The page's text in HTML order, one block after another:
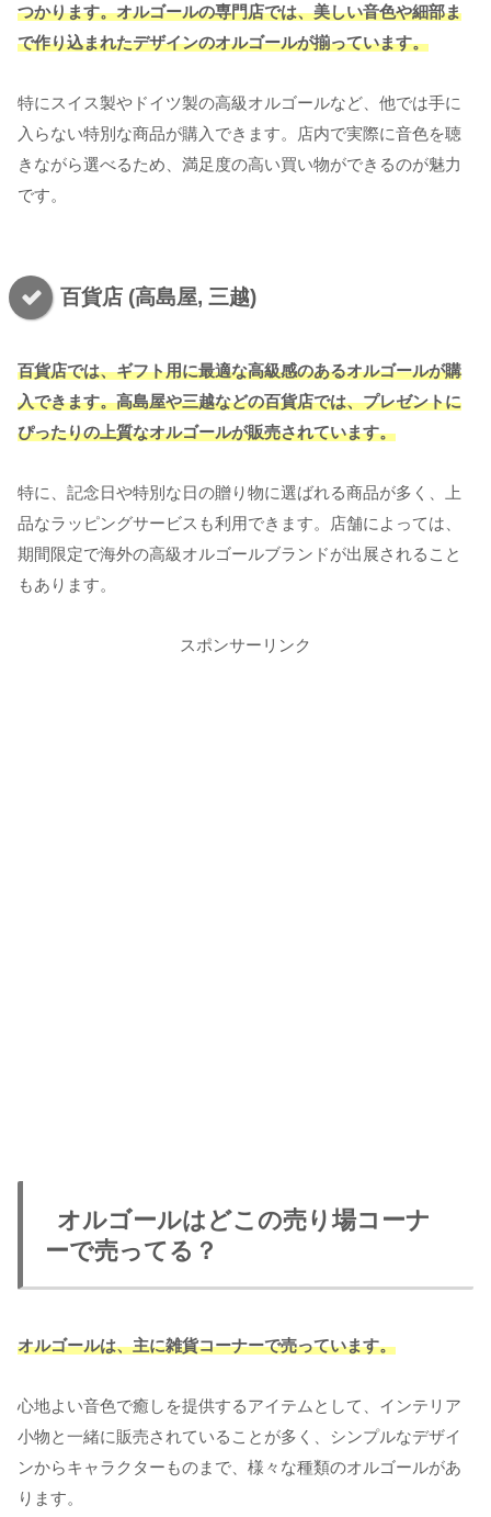
つかります。オルゴールの専門店では、美しい音色や細部ま
で作り込まれたデザインのオルゴールが揃っています。
特にスイス製やドイツ製の高級オルゴールなど、他では手に
入らない特別な商品が購入できます。店内で実際に音色を聴
きながら選べるため、満足度の高い買い物ができるのが魅力
です。
百貨店 (高島屋, 三越)
百貨店では、ギフト用に最適な高級感のあるオルゴールが購
入できます。高島屋や三越などの百貨店では、プレゼントに
ぴったりの上質なオルゴールが販売されています。
特に、記念日や特別な日の贈り物に選ばれる商品が多く、上
品なラッピングサービスも利用できます。店舗によっては、
期間限定で海外の高級オルゴールブランドが出展されること
もあります。
スポンサーリンク
オルゴールはどこの売り場コーナ
ーで売ってる？
オルゴールは、主に雑貨コーナーで売っています。
心地よい音色で癒しを提供するアイテムとして、インテリア
小物と一緒に販売されていることが多く、シンプルなデザイ
ンからキャラクターものまで、様々な種類のオルゴールがあ
ります。